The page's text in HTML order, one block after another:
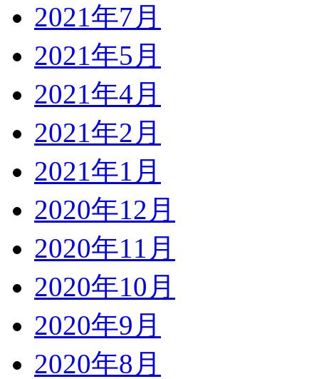
2021年7月
2021年5月
2021年4月
2021年2月
2021年1月
2020年12月
2020年11月
2020年10月
2020年9月
2020年8月